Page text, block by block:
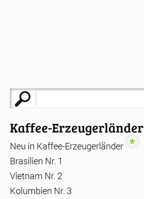
Suche
nach:
Kaffee-Erzeugerländer
Neu in Kaffee-Erzeugerländer
Brasilien Nr. 1
Vietnam Nr. 2
Kolumbien Nr. 3